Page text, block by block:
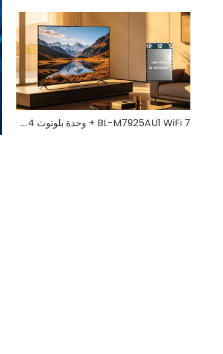
BL-M7925AU1 WiFi 7 + وحدة بلوتوث 5.4 كومبو | حل لاسلكي ثلاثي الموجات عالي السرعة